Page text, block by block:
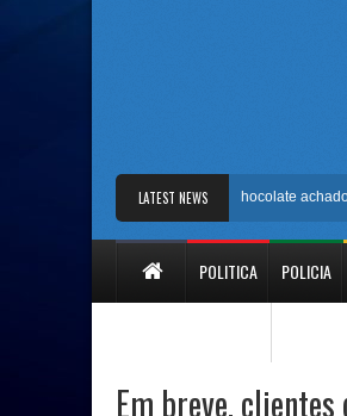
LATEST NEWS
Maragogipe: Líquido e chocolate achados
POLITICA POLICIA
Em breve,